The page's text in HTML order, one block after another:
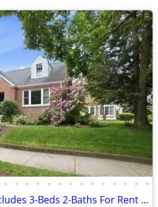
• • • • • • • • • • • • • •
This stunning home includes 3-Beds 2-Baths For Rent In A Good & Fantas